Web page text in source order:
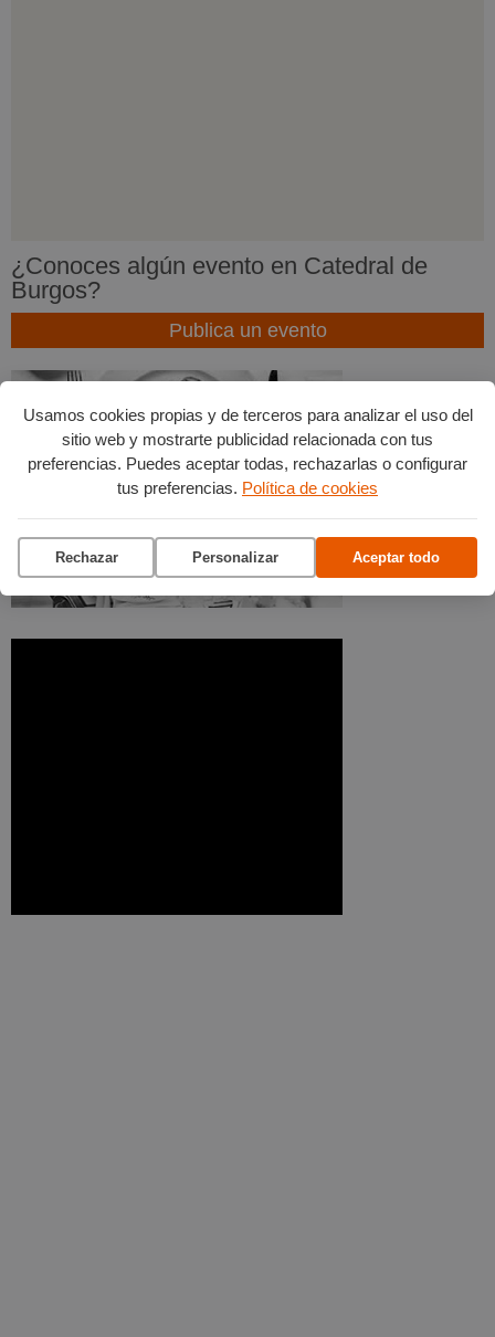
Usamos cookies propias y de terceros para analizar el uso del
sitio web y mostrarte publicidad relacionada con tus
preferencias. Puedes aceptar todas, rechazarlas o configurar
tus preferencias. Política de cookies
Rechazar Personalizar Aceptar todo
¿Conoces algún evento en Catedral de
Burgos?
Publica un evento
Menús del dia
Menús para grupos